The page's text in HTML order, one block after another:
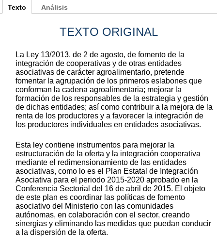
Texto
TEXTO ORIGINAL
La Ley 13/2013, de 2 de agosto, de fomento de la
integración de cooperativas y de otras entidades
asociativas de carácter agroalimentario, pretende
fomentar la agrupación de los primeros eslabones que
conforman la cadena agroalimentaria; mejorar la
formación de los responsables de la estrategia y gestión
de dichas entidades; así como contribuir a la mejora de la
renta de los productores y a favorecer la integración de
los productores individuales en entidades asociativas.
Esta ley contiene instrumentos para mejorar la
estructuración de la oferta y la integración cooperativa
mediante el redimensionamiento de las entidades
asociativas, como lo es el Plan Estatal de Integración
Asociativa para el periodo 2015-2020 aprobado en la
Conferencia Sectorial del 16 de abril de 2015. El objeto
de este plan es coordinar las políticas de fomento
asociativo del Ministerio con las comunidades
autónomas, en colaboración con el sector, creando
sinergias y eliminando las medidas que puedan conducir
a la dispersión de la oferta.
Análisis